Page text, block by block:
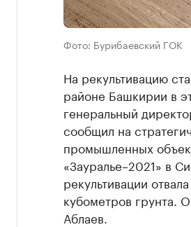
Фото: Бурибаевский ГОК
На рекультивацию
районе Башкирии в
генеральный
сообщил на
промышленных
«Зауралье–2021» в
рекультивации
кубометров грунта.
Аблаев.